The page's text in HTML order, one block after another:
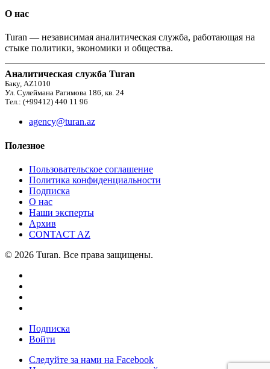
О нас
Turan — независимая аналитическая служба, работающая на
стыке политики, экономики и общества.
Аналитическая служба Turan
Баку, AZ1010
Ул. Сулеймана Рагимова 186, кв. 24
Тел.: (+99412) 440 11 96
agency@turan.az
Полезное
Пользовательское соглашение
Политика конфиденциальности
Подписка
О нас
Наши эксперты
Архив
CONTACT AZ
© 2026 Turan. Все права защищены.
Подписка
Войти
Следуйте за нами на Facebook